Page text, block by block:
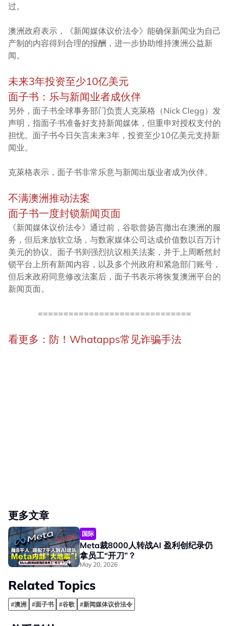
过。
澳洲政府表示，《新闻媒体议价法令》能确保新闻业为自己
产制的内容得到合理的报酬，进一步协助维持澳洲公益新
闻。
未来3年投资至少10亿美元
面子书：乐与新闻业者成伙伴
另外，面子书全球事务部门负责人克萊格（Nick Clegg）发
声明，指面子书准备好支持新闻媒体，但重申对授权支付的
担忧。面子书今日矢言未来3年，投资至少10亿美元支持新
闻业。
克萊格表示，面子书非常乐意与新闻出版业者成为伙伴。
不满澳洲推动法案
面子书一度封锁新闻页面
《新闻媒体议价法令》通过前，谷歌曾扬言撤出在澳洲的服
务，但后来放软立场，与数家媒体公司达成价值数以百万计
美元的协议。面子书则强烈抗议相关法案，并于上周断然封
锁平台上所有新闻内容，以及多个州政府和紧急部门账号，
但后来政府同意修改法案后，面子书表示将恢复澳洲平台的
新闻页面。
==============================
看更多：防！Whatapps常见诈骗手法
更多文章
国际
Meta裁8000人转战AI 盈利创纪录仍
拿员工“开刀”？
May 20, 2026
Related Topics
#澳洲 #面子书 #谷歌 #新闻媒体议价法令